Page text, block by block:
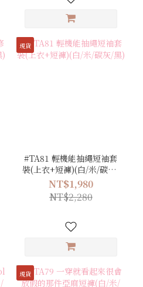
現貨
#TA81 輕機能抽繩短袖套
裝(上衣+短褲)(白/米/碳灰/
黑)
NT$1,980
NT$2,280
現貨